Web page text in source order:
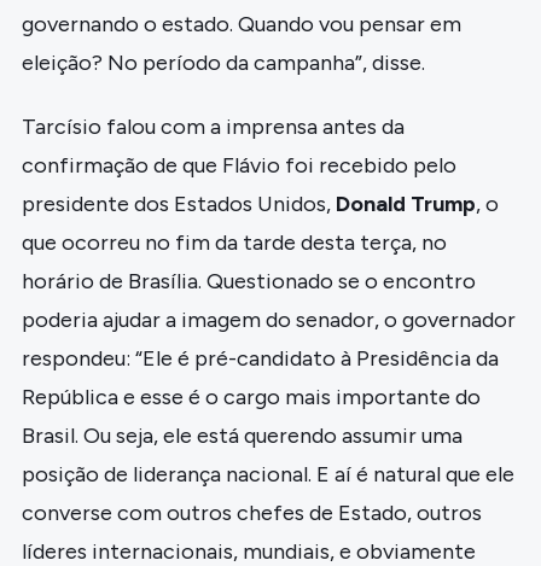
governando o estado. Quando vou pensar em
eleição? No período da campanha”, disse.
Tarcísio falou com a imprensa antes da
confirmação de que Flávio foi recebido pelo
presidente dos Estados Unidos, Donald Trump, o
que ocorreu no fim da tarde desta terça, no
horário de Brasília. Questionado se o encontro
poderia ajudar a imagem do senador, o governador
respondeu: “Ele é pré-candidato à Presidência da
República e esse é o cargo mais importante do
Brasil. Ou seja, ele está querendo assumir uma
posição de liderança nacional. E aí é natural que ele
converse com outros chefes de Estado, outros
líderes internacionais, mundiais, e obviamente